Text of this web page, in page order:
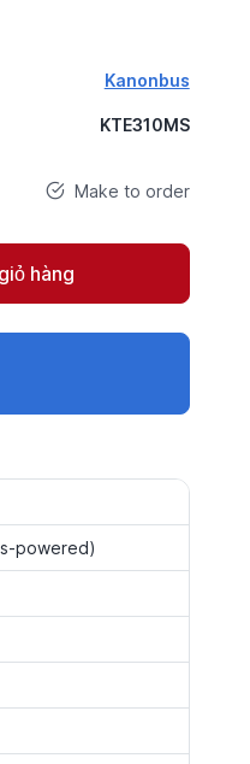
Kanonbus
KTE310MS
Make to order
hàng
powered)